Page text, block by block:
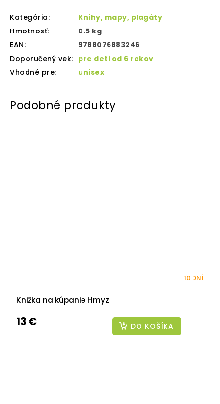
Kategória:
Knihy, mapy, plagáty
Hmotnosť:
0.5 kg
EAN:
9788076883246
Doporučený vek: pre deti od 6 rokov
Vhodné pre: unisex
Knižka na kúpanie Hmyz
10 DNÍ
13 € DO KOŠÍKA